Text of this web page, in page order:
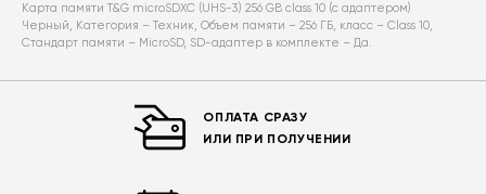
Карта памяти T&G microSDXC (UHS-3) 256 GB class 10 (с адаптером)
Черный, Категория – Техник, Объем памяти – 256 ГБ, класс – Class 10,
Стандарт памяти – MicroSD, SD-адаптер в комплекте – Да.
ОПЛАТА СРАЗУ
ИЛИ ПРИ ПОЛУЧЕНИИ